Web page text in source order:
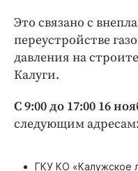
Издания
Медиаперсона
Интересное
Бренд года
Работодатель
Это связано с
переустройстве
давления на
Калуги.
С 9:00 до 17:00 16
следующим адресам:
ГКУ КО «Калужское